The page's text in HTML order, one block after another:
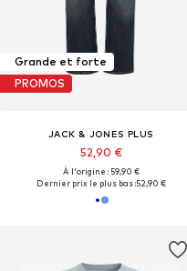
Grande et forte
PROMOS
JACK & JONES PLUS
52,90 €
À l'origine : 59,90 €
Dernier prix le plus bas :52,90 €